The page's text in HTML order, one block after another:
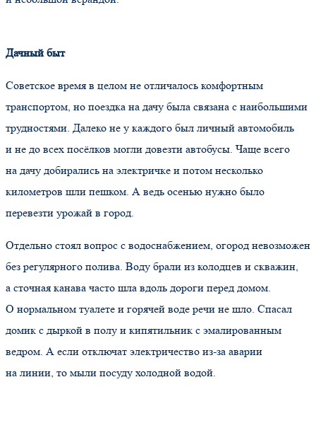
Дачный быт
Советское время в целом не отличалось комфортным
транспортом, но поездка на дачу была связана с наибольшими
трудностями. Далеко не у каждого был личный автомобиль
и не до всех посёлков могли довезти автобусы. Чаще всего
на дачу добирались на электричке и потом несколько
километров шли пешком. А ведь осенью нужно было
перевезти урожай в город.
Отдельно стоял вопрос с водоснабжением, огород невозможен
без регулярного полива. Воду брали из колодцев и скважин,
а сточная канава часто шла вдоль дороги перед домом.
О нормальном туалете и горячей воде речи не шло. Спасал
домик с дыркой в полу и кипятильник с эмалированным
ведром. А если отключат электричество из-за аварии
на линии, то мыли посуду холодной водой.